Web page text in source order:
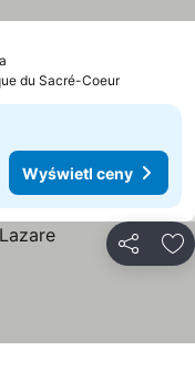
du Sacré-Coeur
Wyświetl ceny